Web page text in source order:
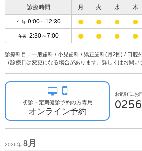
診療時間 月 火 水 木
午前 9:00～12:30 ● ● ● ●
午後 2:30～7:00 ● ● ● ●
診療科目：一般歯科 / 小児歯科 / 矯正歯科(月2回) / 口腔
（診療日は変更になる場合があります。詳しくはお問い
初診・定期健診予約の方専用
オンライン予約
お気軽にお
2026年 8月